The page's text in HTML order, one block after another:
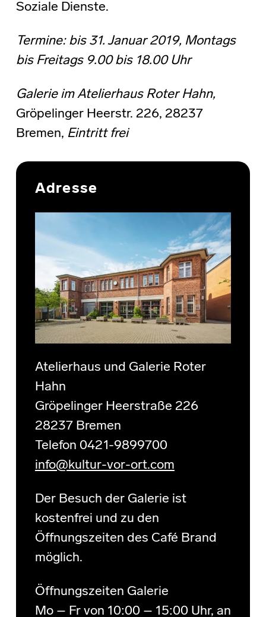
Soziale Dienste.
Termine: bis 31. Januar 2019, Montags
bis Freitags 9.00 bis 18.00 Uhr
Galerie im Atelierhaus Roter Hahn,
Gröpelinger Heerstr. 226, 28237
Bremen, Eintritt frei
Skip back to main navigation
Adresse
Atelierhaus und Galerie Roter
Hahn
Gröpelinger Heerstraße 226
28237 Bremen
Telefon 0421-9899700
info@kultur-vor-ort.com
Der Besuch der Galerie ist
kostenfrei und zu den
Öffnungszeiten des Café Brand
möglich.
Öffnungszeiten Galerie
Mo – Fr von 10:00 – 15:00 Uhr, an